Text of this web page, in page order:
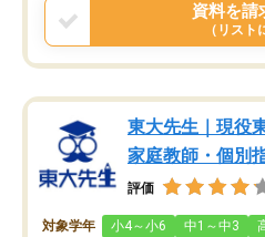
資料を請
（リスト
東大先生｜現役
家庭教師・個別
評価
対象学年 小4～小6 中1～中3